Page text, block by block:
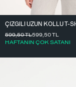
599,50TL
HAFTANIN ÇOK SATANI
599,50TL